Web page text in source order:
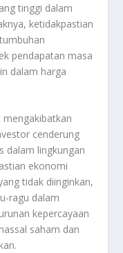
tinggi dalam
ketidakpastian
pendapatan masa
dalam harga
cenderung
dalam lingkungan
ekonomi
tidak diinginkan,
ragu dalam
kepercayaan
saham dan